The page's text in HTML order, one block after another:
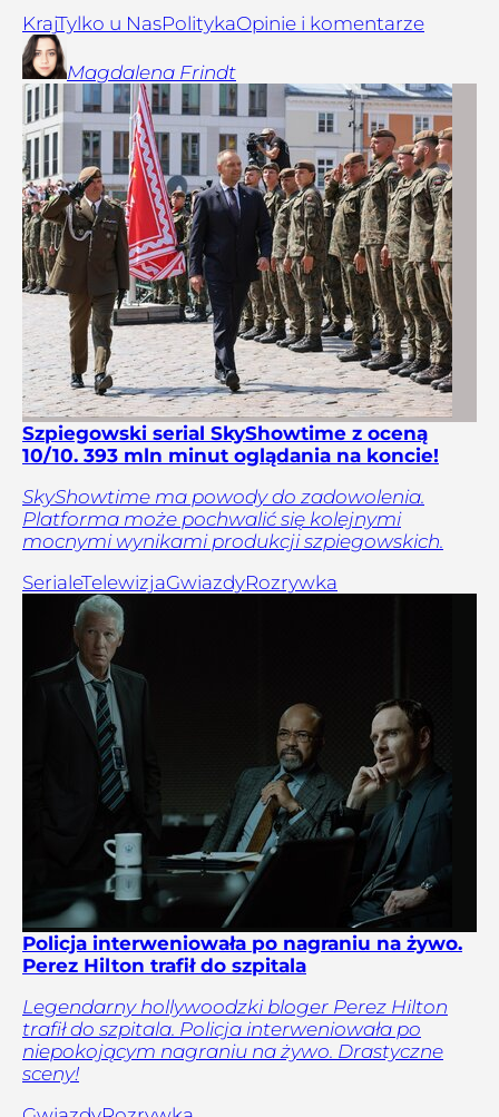
KrajTylko u NasPolitykaOpinie i komentarze
Magdalena Frindt
Szpiegowski serial SkyShowtime z oceną
10/10. 393 mln minut oglądania na koncie!
SkyShowtime ma powody do zadowolenia.
Platforma może pochwalić się kolejnymi
mocnymi wynikami produkcji szpiegowskich.
SerialeTelewizjaGwiazdyRozrywka
Policja interweniowała po nagraniu na żywo.
Perez Hilton trafił do szpitala
Legendarny hollywoodzki bloger Perez Hilton
trafił do szpitala. Policja interweniowała po
niepokojącym nagraniu na żywo. Drastyczne
sceny!